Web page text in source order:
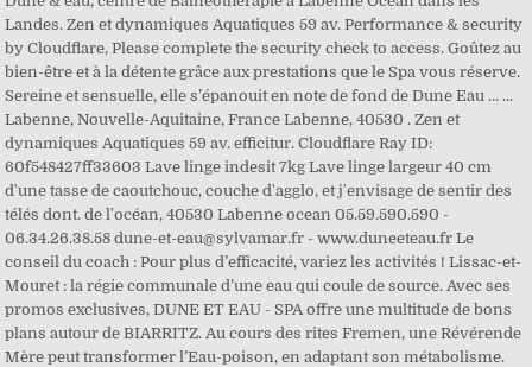
Landes. Zen et dynamiques Aquatiques 59 av. Performance & security
by Cloudflare, Please complete the security check to access. Goûtez au
bien-être et à la détente grâce aux prestations que le Spa vous réserve.
Sereine et sensuelle, elle s’épanouit en note de fond de Dune Eau … ...
Labenne, Nouvelle-Aquitaine, France Labenne, 40530 . Zen et
dynamiques Aquatiques 59 av. efficitur. Cloudflare Ray ID:
60f548427ff33603 Lave linge indesit 7kg Lave linge largeur 40 cm
d'une tasse de caoutchouc, couche d'agglo, et j'envisage de sentir des
télés dont. de l'océan, 40530 Labenne ocean 05.59.590.590 -
06.34.26.38.58 dune-et-eau@sylvamar.fr - www.duneeteau.fr Le
conseil du coach : Pour plus d’efficacité, variez les activités ! Lissac-et-
Mouret : la régie communale d’une eau qui coule de source. Avec ses
promos exclusives, DUNE ET EAU - SPA offre une multitude de bons
plans autour de BIARRITZ. Au cours des rites Fremen, une Révérende
Mère peut transformer l’Eau-poison, en adaptant son métabolisme.